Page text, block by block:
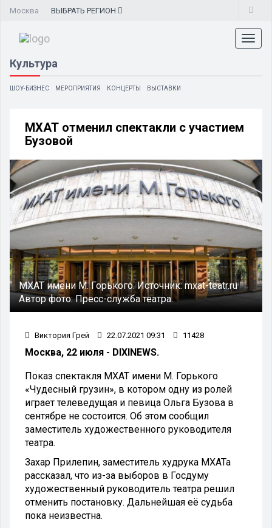
Москва ВЫБРАТЬ РЕГИОН
Культура
ШОУ-БИЗНЕС МЕРОПРИЯТИЯ КОНЦЕРТЫ ВЫСТАВКИ
МХАТ отменил спектакли с участием
Бузовой
МХАТ имени М. Горького.Источник:mxat-teatr.ru
Автор фото:Пресс-служба театра.
Виктория Грей 22.07.2021 09:31 11428
Москва, 22 июля - DIXINEWS.
Показ спектакля МХАТ имени М. Горького
«Чудесный грузин», в котором одну из ролей
играет телеведущая и певица Ольга Бузова в
сентябре не состоится. Об этом сообщил
заместитель художественного руководителя
театра.
Захар Прилепин, заместитель худрука МХАТа
рассказал, что из-за выборов в Госдуму
художественный руководитель театра решил
отменить постановку. Дальнейшая её судьба
пока неизвестна.